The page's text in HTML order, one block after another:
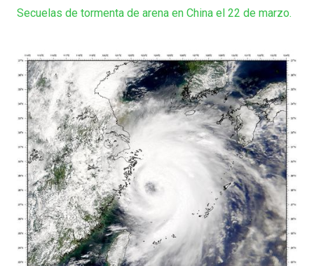
Secuelas de tormenta de arena en China el 22 de marzo.